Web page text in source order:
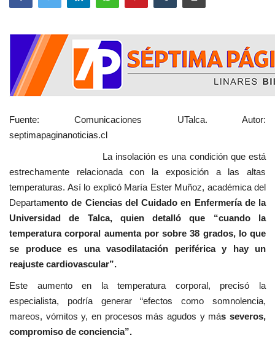
Fuente: Comunicaciones UTalca. Autor:
septimapaginanoticias.cl
La insolación es una condición que está
estrechamente relacionada con la exposición a las altas
temperaturas. Así lo explicó María Ester Muñoz, académica del
Departamento de Ciencias del Cuidado en Enfermería de la
Universidad de Talca, quien detalló que “cuando la
temperatura corporal aumenta por sobre 38 grados, lo que
se produce es una vasodilatación periférica y hay un
reajuste cardiovascular”.
Este aumento en la temperatura corporal, precisó la
especialista, podría generar “efectos como somnolencia,
mareos, vómitos y, en procesos más agudos y más severos,
compromiso de conciencia”.